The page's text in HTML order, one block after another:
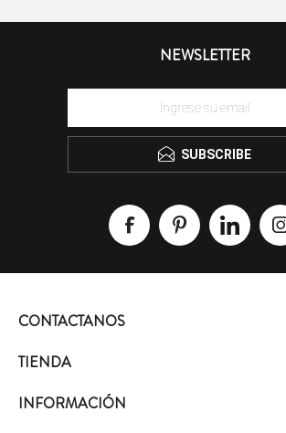
NEWSLETTER
SUBSCRIBE
CONTACTANOS
TIENDA
INFORMACIÓN